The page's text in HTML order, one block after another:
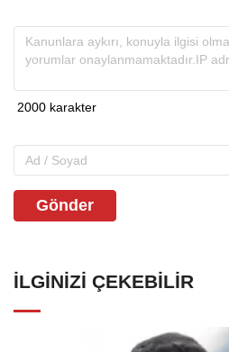
Gönder
İLGINIZI ÇEKEBILIR